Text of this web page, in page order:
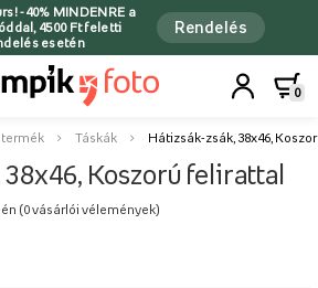
-40% MINDENRE a
4500 Ft feletti
esetén
Rendelés
0
Táskák Hátizsák-zsák, 38x46,
Koszorú felirattal
én (0 vásárlói vélemények)